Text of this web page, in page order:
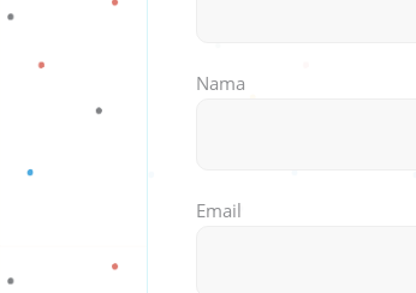
Nama
Email